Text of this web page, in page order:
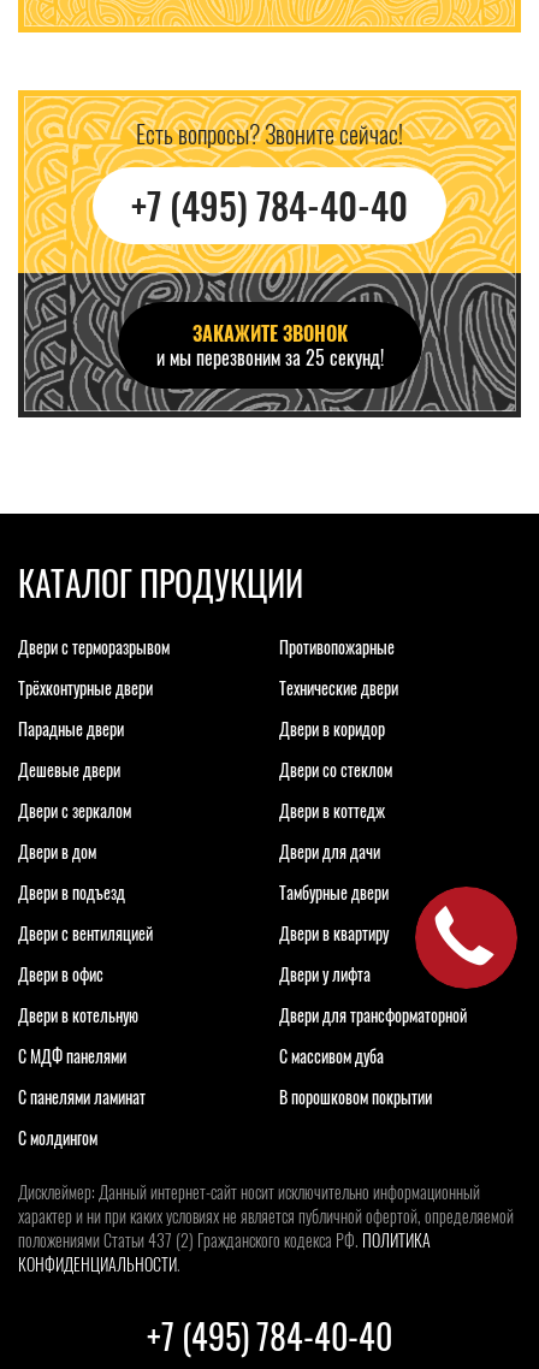
Есть вопросы? Звоните сейчас!
+7 (495) 784-40-40
ЗАКАЖИТЕ ЗВОНОК
и мы перезвоним за 25 секунд!
+7 (495) 784-40-40
КАТАЛОГ ПРОДУКЦИИ
Двери с терморазрывом
Противопожарные
Трёхконтурные двери
Технические двери
Парадные двери
Двери в коридор
Дешевые двери
Двери со стеклом
Двери с зеркалом
Двери в коттедж
Двери в дом
Двери для дачи
Двери в подъезд
Тамбурные двери
Двери с вентиляцией
Двери в квартиру
Двери в офис
Двери у лифта
Двери в котельную
Двери для трансформаторной
С МДФ панелями
С массивом дуба
С панелями ламинат
В порошковом покрытии
С молдингом
Дисклеймер: Данный интернет-сайт носит исключительно информационный
характер и ни при каких условиях не является публичной офертой, определяемой
положениями Статьи 437 (2) Гражданского кодекса РФ. ПОЛИТИКА
КОНФИДЕНЦИАЛЬНОСТИ.